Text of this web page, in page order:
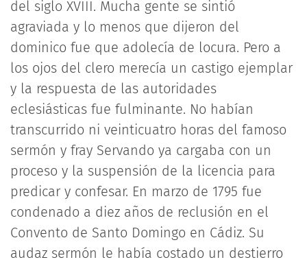
del siglo XVIII. Mucha gente se sintió
agraviada y lo menos que dijeron del
dominico fue que adolecía de locura. Pero a
los ojos del clero merecía un castigo ejemplar
y la respuesta de las autoridades
eclesiásticas fue fulminante. No habían
transcurrido ni veinticuatro horas del famoso
sermón y fray Servando ya cargaba con un
proceso y la suspensión de la licencia para
predicar y confesar. En marzo de 1795 fue
condenado a diez años de reclusión en el
Convento de Santo Domingo en Cádiz. Su
audaz sermón le había costado un destierro